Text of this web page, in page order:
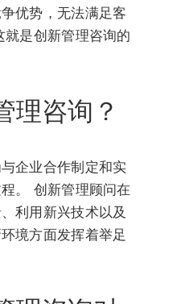
优势，无法满足客
就是创新管理咨询的
理咨询？
企业合作制定和实
。 创新管理顾问在
利用新兴技术以及
境方面发挥着举足